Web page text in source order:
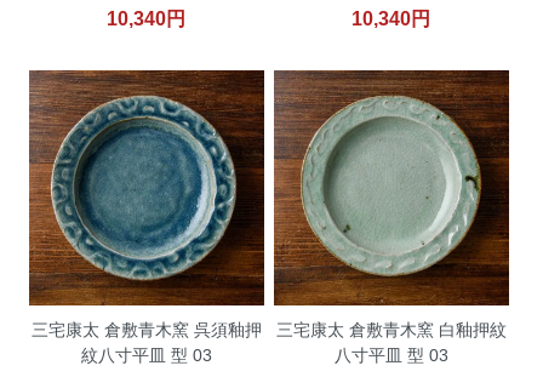
10,340円 10,340円
三宅康太 倉敷青木窯 呉須釉押
紋八寸平皿 型 03
三宅康太 倉敷青木窯 白釉押紋
八寸平皿 型 03